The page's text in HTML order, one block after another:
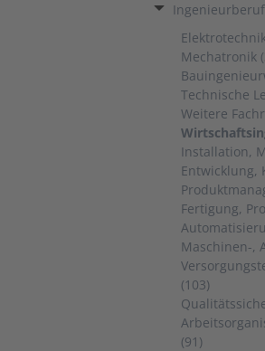
Mechatronik
Technische
Weitere
Installation,
Entwicklung,
Fertigung,
Maschinen-,
(103)
(91)